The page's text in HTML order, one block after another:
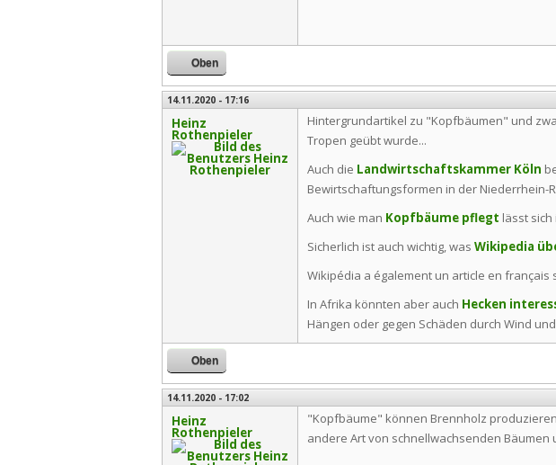
Oben
14.11.2020 - 17:16
Heinz
Rothenpieler
Hintergrundartikel zu "Kopfbäumen" und
Tropen geübt wurde...
Auch die Landwirtschaftskammer Köln
Bewirtschaftungsformen in der Niederrhein-
Auch wie man Kopfbäume pflegt lässt
Sicherlich ist auch wichtig, was Wikipedia
Wikipédia a également un article en français
In Afrika könnten aber auch Hecken
Hängen oder gegen Schäden durch Wind
Oben
14.11.2020 - 17:02
Heinz
Rothenpieler
"Kopfbäume" können Brennholz
andere Art von schnellwachsenden Bäumen